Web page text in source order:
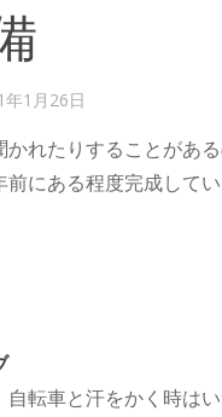
年1月26日
れたりすることがあ
にある程度完成して
転車と汗をかく時は